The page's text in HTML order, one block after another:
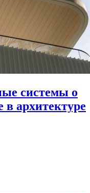
системы о
в архитектуре